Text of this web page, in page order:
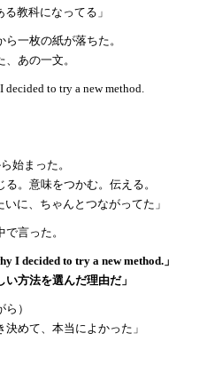
る教科になってる」
一枚の紙が落ちた。
あの一文。
decided to try a new method.
始まった。
。意味をつかむ。伝える。
いに、ちゃんとつながってた」
言った。
I decided to try a new method.」
い方法を選んだ理由だ」
）
めて、本当によかった」